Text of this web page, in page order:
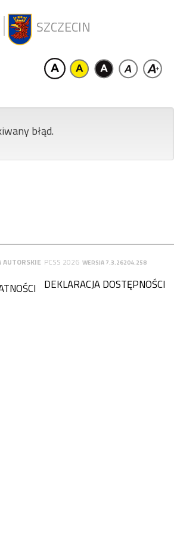
SZCZECIN
błąd.
AUTORSKIE PCSS 2026 WERSJA 7.3.26204.258
DEKLARACJA DOSTĘPNOŚCI